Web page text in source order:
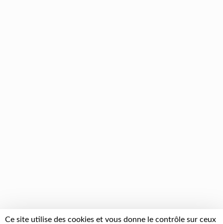
Ce site utilise des cookies et vous donne le contrôle sur ceux